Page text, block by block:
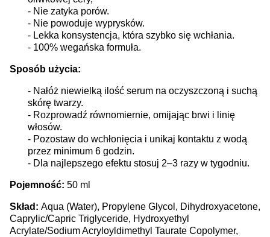
- Nie zatyka porów.
- Nie powoduje wyprysków.
- Lekka konsystencja, która szybko się wchłania.
- 100% wegańska formuła.
Sposób użycia:
- Nałóż niewielką ilość serum na oczyszczoną i suchą
skórę twarzy.
- Rozprowadź równomiernie, omijając brwi i linię
włosów.
- Pozostaw do wchłonięcia i unikaj kontaktu z wodą
przez minimum 6 godzin.
- Dla najlepszego efektu stosuj 2–3 razy w tygodniu.
Pojemność: 50 ml
Skład: Aqua (Water), Propylene Glycol, Dihydroxyacetone,
Caprylic/Capric Triglyceride, Hydroxyethyl
Acrylate/Sodium Acryloyldimethyl Taurate Copolymer,